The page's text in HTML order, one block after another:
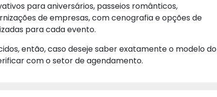
para aniversários, passeios românticos,
de empresas, com cenografia e opções de
para cada evento.
então, caso deseje saber exatamente o modelo do
com o setor de agendamento.